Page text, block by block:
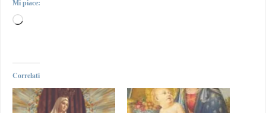
Mi piace:
Correlati